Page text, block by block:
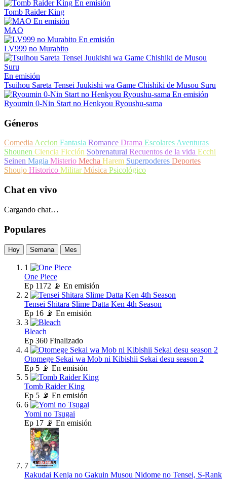
En emisión
Tomb Raider King
En emisión
MAO
En emisión
LV999 no Murabito
En emisión
Tsuihou Sareta Tensei Juukishi wa Game Chishiki de Musou Suru
En emisión
Ryoumin 0-Nin Start no Henkyou Ryoushu-sama
Géneros
ComediaAccion Fantasia Romance Drama EscolaresAventuras
Shounen Ciencia Ficción Sobrenatural Recuentos de la vida Ecchi
Seinen Magia Misterio Mecha Harem Superpoderes Deportes
Shoujo Historico MilitarMúsica Psicológico
Chat en vivo
Cargando chat…
Populares
Hoy Semana Mes
1
One Piece
Ep 1172 📡 En emisión
2
Tensei Shitara Slime Datta Ken 4th Season
Ep 16 📡 En emisión
3
Bleach
Ep 360 Finalizado
4
Otomege Sekai wa Mob ni Kibishii Sekai desu season 2
Ep 5 📡 En emisión
5
Tomb Raider King
Ep 5 📡 En emisión
6
Yomi no Tsugai
Ep 17 📡 En emisión
7
Rakudai Kenja no Gakuin Musou Nidome no Tensei, S-Rank